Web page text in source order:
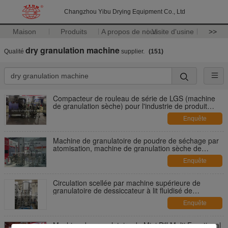
Changzhou Yibu Drying Equipment Co., Ltd
Maison Produits A propos de nousVisite d'usine >>
Qualité dry granulation machine supplier. (151)
Compacteur de rouleau de série de LGS (machine
de granulation sèche) pour l'industrie de produit
Enquête
Machine de granulatoire de poudre de séchage par
atomisation, machine de granulation sèche de
Enquête
Circulation scellée par machine supérieure de
granulatoire de dessiccateur à lit fluidisé de
Enquête
Machine de granulatoire de Mini Pill Multi Functional